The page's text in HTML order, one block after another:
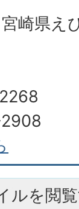
崎県え
ルを閲